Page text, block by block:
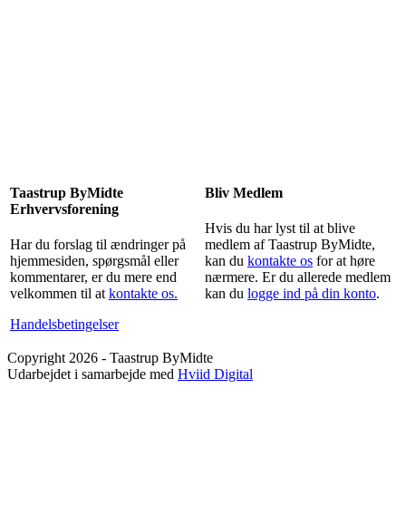
Taastrup ByMidte
Erhvervsforening
Har du forslag til ændringer på
hjemmesiden, spørgsmål eller
kommentarer, er du mere end
velkommen til at kontakte os.
Handelsbetingelser
Bliv Medlem
Hvis du har lyst til at blive
medlem af Taastrup ByMidte,
kan du kontakte os for at høre
nærmere. Er du allerede medlem
kan du logge ind på din konto.
Copyright 2026 - Taastrup ByMidte
Udarbejdet i samarbejde med Hviid Digital